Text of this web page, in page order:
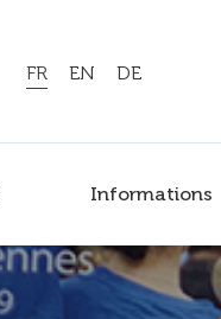
Informations
FR EN DE